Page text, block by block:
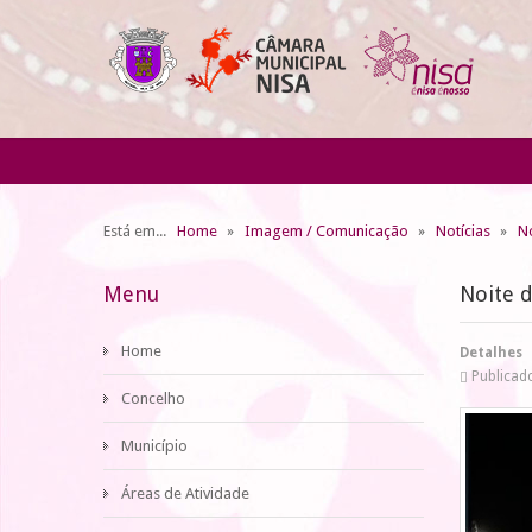
Está em... Home Imagem / Comunicação Notícias
Noite
Detalhes
Menu
Home
Concelho
Município
Áreas de Atividade